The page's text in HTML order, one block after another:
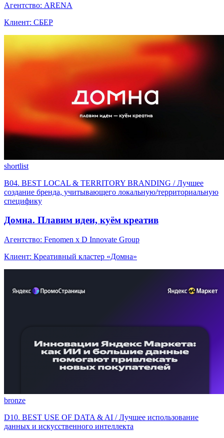
Агентство: ARENA
Клиент: СБЕР
shortlist
B04. BEST LOCAL & TERRITORY BRANDING / Лучшее
создание бренда, учитывающего локальную/территориальную
специфику
Домна. Плавим идеи, куём креатив
Агентство: Fenomen x D Innovate Group
Клиент: Креативный кластер «Домна»
bronze
D10. BEST USE OF DATA & AI / Лучшее использование
данных и искусственного интеллекта